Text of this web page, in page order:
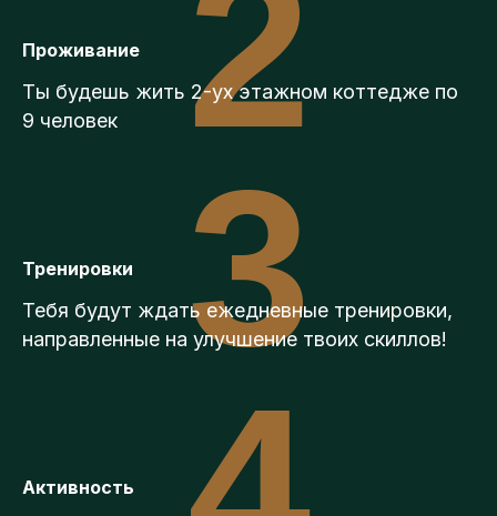
Проживание
Ты будешь жить 2-ух этажном коттедже по
9 человек
Тренировки
Тебя будут ждать ежедневные тренировки,
направленные на улучшение твоих скиллов!
3
Активность